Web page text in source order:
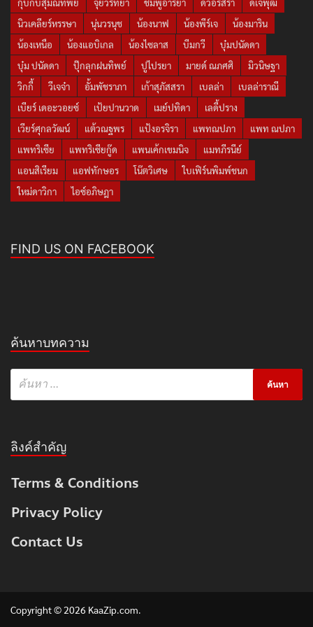
กุ๊บกิ๊บสุมณทิพย์ จุ๋ยวรัทยา ชมพู่อารยา ดิวอริสรา
ดีเจพุฒ
นิวเคลียร์หรรษา
นุ่นวรนุช น้องนาฟ น้องพีร์เจ
น้องมาริน
น้องเหนือ
น้องแอบิเกล น้องไซลาส บีมกวี
บุ๋มปนัดดา
บุ๋ม ปนัดดา
ปุ๊กลุกฝนทิพย์ ปูไปรยา มายด์ ณภศศิ
มิวนิษฐา
วิกกี้
วีเจจ๋า อั้มพัชราภา เก้าสุภัสสรา เบลล่า
เบลล่าราณี
เบียร์ เดอะวอยซ์
เป้ยปานวาด เมย์ปทิดา
เลดี้ปราง
เวียร์ศุกลวัฒน์
แต้วณฐพร แป้งอรจิรา แพทณปภา
แพท ณปภา
แพทริเซีย
แพทริเซียกู๊ด แพนเค้กเขมนิจ
แมทภีรนีย์
แอนสิเรียม
แอฟทักษอร โน๊ตวิเศษ
ใบเฟิร์นพิมพ์ชนก
ใหม่ดาวิกา
ไอซ์อภิษฎา
FIND US ON FACEBOOK
ค้นหาบทความ
ลิงค์สำคัญ
Terms & Conditions
Privacy Policy
Contact Us
Copyright © 2026 KaaZip.com.